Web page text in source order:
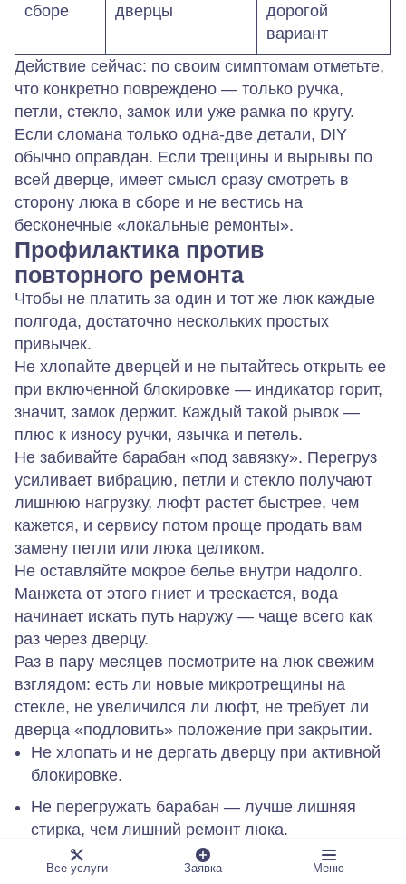
сборе
дверцы
дорогой
вариант
Действие сейчас: по своим симптомам отметьте,
что конкретно повреждено — только ручка,
петли, стекло, замок или уже рамка по кругу.
Если сломана только одна‑две детали, DIY
обычно оправдан. Если трещины и вырывы по
всей дверце, имеет смысл сразу смотреть в
сторону люка в сборе и не вестись на
бесконечные «локальные ремонты».
Профилактика против
повторного ремонта
Чтобы не платить за один и тот же люк каждые
полгода, достаточно нескольких простых
привычек.
Не хлопайте дверцей и не пытайтесь открыть ее
при включенной блокировке — индикатор горит,
значит, замок держит. Каждый такой рывок —
плюс к износу ручки, язычка и петель.
Не забивайте барабан «под завязку». Перегруз
усиливает вибрацию, петли и стекло получают
лишнюю нагрузку, люфт растет быстрее, чем
кажется, и сервису потом проще продать вам
замену петли или люка целиком.
Не оставляйте мокрое белье внутри надолго.
Манжета от этого гниет и трескается, вода
начинает искать путь наружу — чаще всего как
раз через дверцу.
Раз в пару месяцев посмотрите на люк свежим
взглядом: есть ли новые микротрещины на
стекле, не увеличился ли люфт, не требует ли
дверца «подловить» положение при закрытии.
Не хлопать и не дергать дверцу при активной
блокировке.
Не перегружать барабан — лучше лишняя
стирка, чем лишний ремонт люка.
Не держать мокрые вещи внутри часами и
Все услуги Заявка Меню